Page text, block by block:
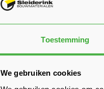
Toestemming
We gebruiken cookies